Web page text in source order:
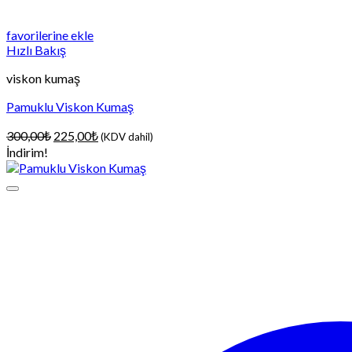
favorilerine ekle
Hızlı Bakış
viskon kumaş
Pamuklu Viskon Kumaş
300,00₺ Orijinal
300,00₺.
225,00₺Şu
fiyat:
225,00₺.
(KDV dahil)
İndirim!